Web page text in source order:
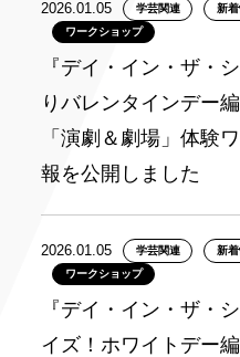
2026.01.05 学芸関連 新
ワークショップ
『デイ・イン・ザ・
りバレンタインデー
「演劇＆劇場」体験
報を公開しました
2026.01.05 学芸関連 新
ワークショップ
『デイ・イン・ザ・
イズ！ホワイトデー